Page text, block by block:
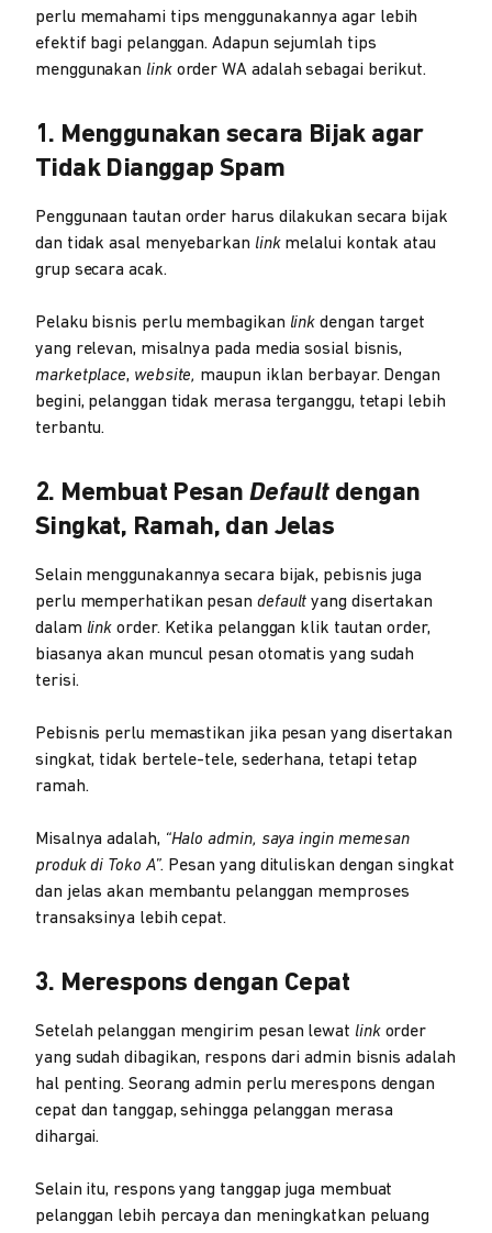
perlu memahami tips menggunakannya agar lebih
efektif bagi pelanggan. Adapun sejumlah tips
menggunakan link order WA adalah sebagai berikut.
1. Menggunakan secara Bijak agar
Tidak Dianggap Spam
Penggunaan tautan order harus dilakukan secara bijak
dan tidak asal menyebarkan link melalui kontak atau
grup secara acak.
Pelaku bisnis perlu membagikan linkdengan target
yang relevan, misalnya pada media sosial bisnis,
marketplace, website, maupun iklan berbayar. Dengan
begini, pelanggan tidak merasa terganggu, tetapi lebih
terbantu.
2. Membuat Pesan Default dengan
Singkat, Ramah, dan Jelas
Selain menggunakannya secara bijak, pebisnis juga
perlu memperhatikan pesan defaultyang disertakan
dalam linkorder. Ketika pelanggan klik tautan order,
biasanya akan muncul pesan otomatis yang sudah
terisi.
Pebisnis perlu memastikan jika pesan yang disertakan
singkat, tidak bertele-tele, sederhana, tetapi tetap
ramah.
Misalnya adalah, “Halo admin, saya ingin memesan
produk di Toko A”. Pesan yang dituliskan dengan singkat
dan jelas akan membantu pelanggan memproses
transaksinya lebih cepat.
3. Merespons dengan Cepat
Setelah pelanggan mengirim pesan lewat link order
yang sudah dibagikan, respons dari admin bisnis adalah
hal penting. Seorang admin perlu merespons dengan
cepat dan tanggap, sehingga pelanggan merasa
dihargai.
Selain itu, respons yang tanggap juga membuat
pelanggan lebih percaya dan meningkatkan peluang